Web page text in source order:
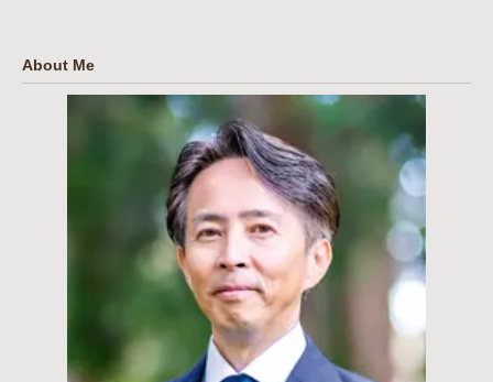
About Me